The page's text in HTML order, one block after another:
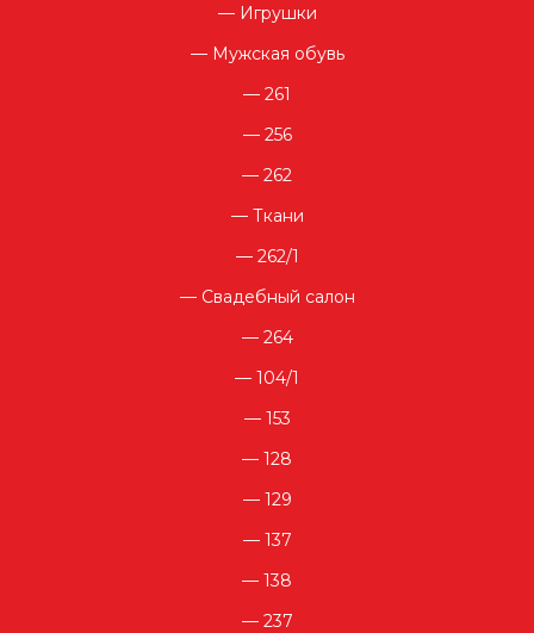
Игрушки
Мужская обувь
261
256
262
Ткани
262/1
Свадебный салон
264
104/1
153
128
129
137
138
237